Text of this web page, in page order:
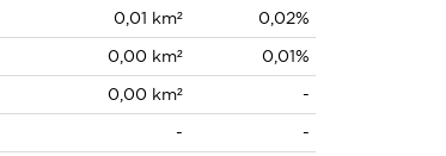
0,01 km²
0,02%
0,00 km²
0,01%
0,00 km²
-
-
-